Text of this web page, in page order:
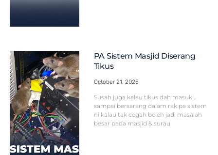
PA Sistem Masjid Diserang
Tikus
October 21, 2025
Susah juga kalau tikus dah masuk ..
sampai bersarang dalam rak pa sistem
ni kalau tak cegah boleh jadi masalah
besar pada masjid & surau